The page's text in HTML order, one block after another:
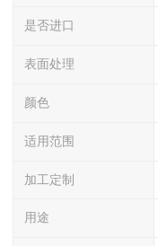
是否进口
表面处理
颜色
适用范围
加工定制
用途